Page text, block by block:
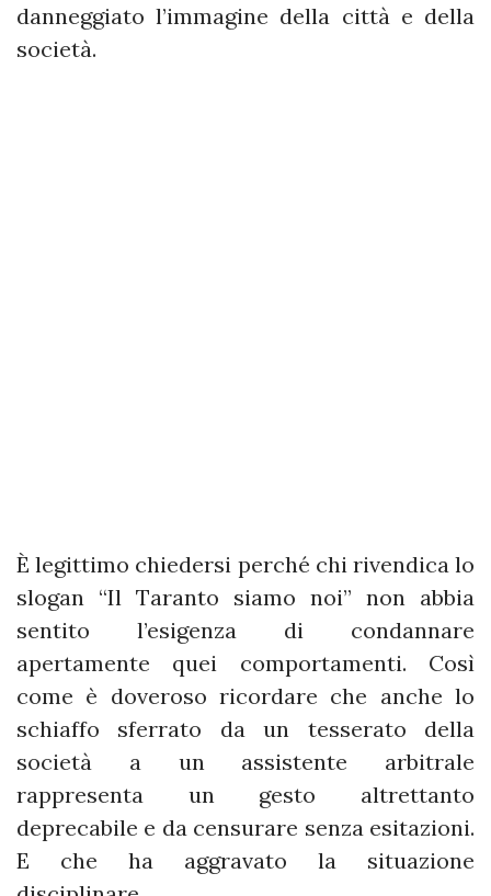
danneggiato l’immagine della città e della
società.
È legittimo chiedersi perché chi rivendica lo
slogan “Il Taranto siamo noi” non abbia
sentito l’esigenza di condannare
apertamente quei comportamenti. Così
come è doveroso ricordare che anche lo
schiaffo sferrato da un tesserato della
società a un assistente arbitrale
rappresenta un gesto altrettanto
deprecabile e da censurare senza esitazioni.
E che ha aggravato la situazione